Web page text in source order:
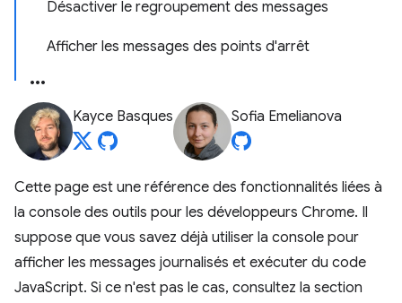
Désactiver le regroupement des messages
Afficher les messages des points d'arrêt
Kayce Basques Sofia Emelianova
Cette page est une référence des fonctionnalités liées à
la console des outils pour les développeurs Chrome. Il
suppose que vous savez déjà utiliser la console pour
afficher les messages journalisés et exécuter du code
JavaScript. Si ce n'est pas le cas, consultez la section